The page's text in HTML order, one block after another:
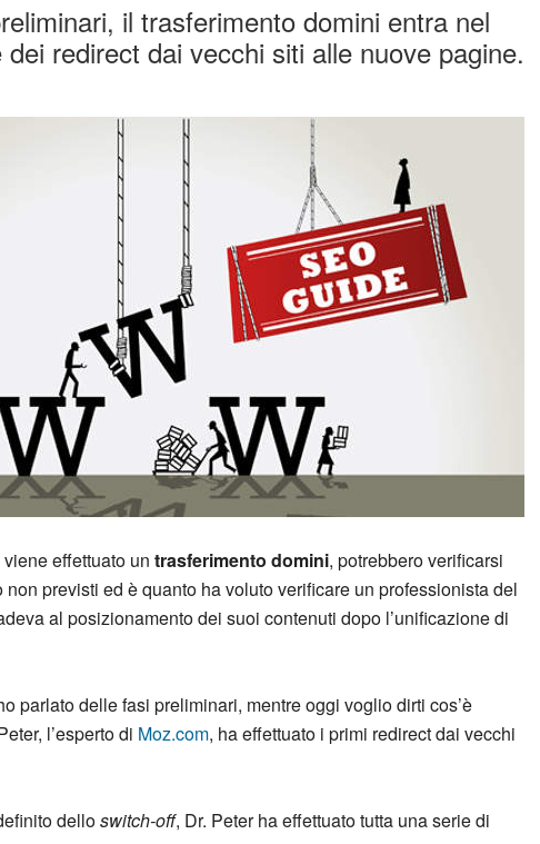
il trasferimento domini entra nel
redirect dai vecchi siti alle nuove pagine.
effettuato un trasferimento domini, potrebbero verificarsi
non previsti ed è quanto ha voluto verificare un professionista del
al posizionamento dei suoi contenuti dopo l’unificazione di
parlato delle fasi preliminari, mentre oggi voglio dirti cos’è
l’esperto di Moz.com, ha effettuato i primi redirect dai vecchi
delloswitch-off, Dr. Peter ha effettuato tutta una serie di